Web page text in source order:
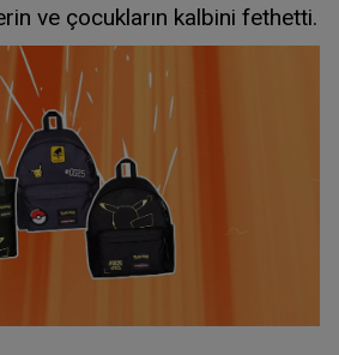
ve çocukların kalbini fethetti.